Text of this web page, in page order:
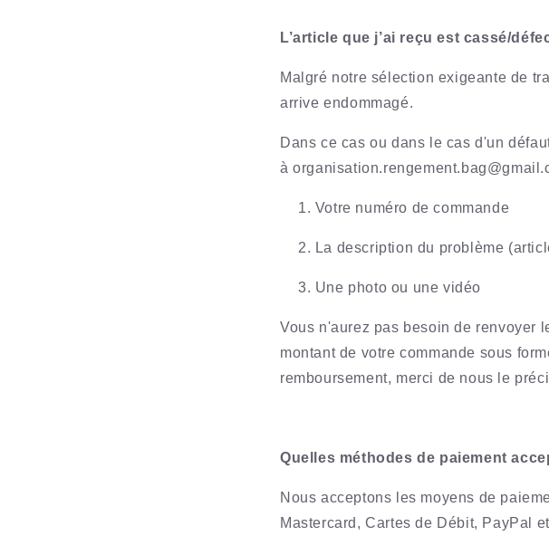
L’article que j’ai reçu est cassé/
Malgré notre sélection exigeante de
arrive endommagé.
Dans ce cas ou dans le cas d'un
à
Votre numéro de commande
La description du problème
Une photo ou une vidéo
Vous n'aurez pas besoin de renvoyer
montant de votre commande sous
remboursement, merci de nous le
Quelles méthodes de paiement
Nous acceptons les moyens de
Mastercard, Cartes de Débit, PayPal